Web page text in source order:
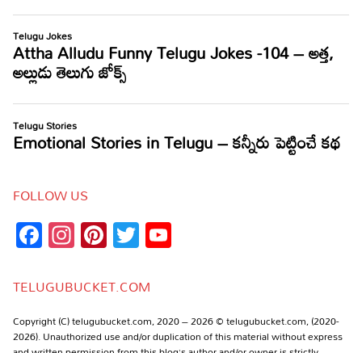
FOLLOW US
Facebook
Instagram
Pinterest
Twitter
TELUGUBUCKET.COM
Copyright (C) telugubucket.com, 2020 – 2026 © telugubucket.com, (2020-
2026). Unauthorized use and/or duplication of this material without express